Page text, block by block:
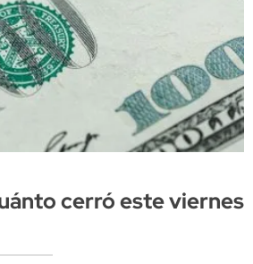
cerró este viernes